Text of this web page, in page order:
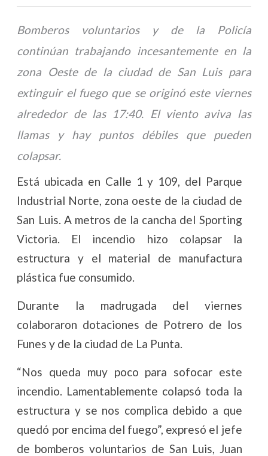
Bomberos voluntarios y de la Policía
continúan trabajando incesantemente en la
zona Oeste de la ciudad de San Luis para
extinguir el fuego que se originó este viernes
alrededor de las 17:40. El viento aviva las
llamas y hay puntos débiles que pueden
colapsar.
Está ubicada en Calle 1 y 109, del Parque
Industrial Norte, zona oeste de la ciudad de
San Luis. A metros de la cancha del Sporting
Victoria. El incendio hizo colapsar la
estructura y el material de manufactura
plástica fue consumido.
Durante la madrugada del viernes
colaboraron dotaciones de Potrero de los
Funes y de la ciudad de La Punta.
“Nos queda muy poco para sofocar este
incendio. Lamentablemente colapsó toda la
estructura y se nos complica debido a que
quedó por encima del fuego”, expresó el jefe
de bomberos voluntarios de San Luis, Juan